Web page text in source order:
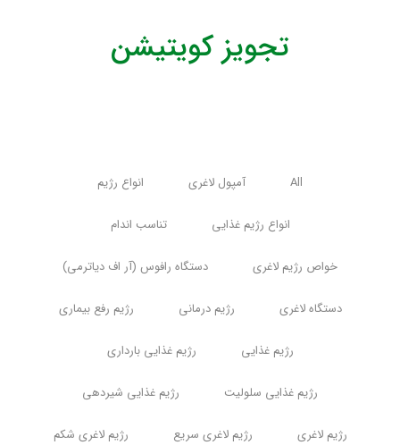
تجویز کویتیشن
All آمپول لاغری انواع رژیم
انواع رژیم غذایی تناسب اندام
خواص رژیم لاغری دستگاه رافوس (آر اف دیاترمی)
دستگاه لاغری رژیم درمانی رژیم رفع بیماری
رژیم غذایی رژیم غذایی بارداری
رژیم غذایی سلولیت رژیم غذایی شیردهی
رژیم لاغری رژیم لاغری سریع رژیم لاغری شکم